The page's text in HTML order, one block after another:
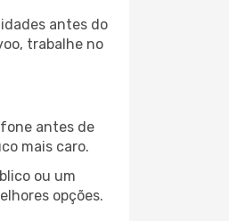
antes do
trabalhe no
antes de
mais caro.
ou um
opções.